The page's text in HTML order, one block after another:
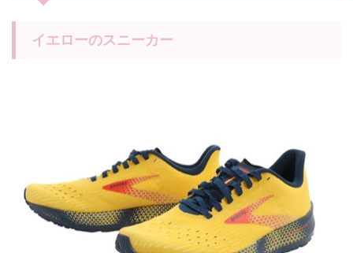
イエローのスニーカー